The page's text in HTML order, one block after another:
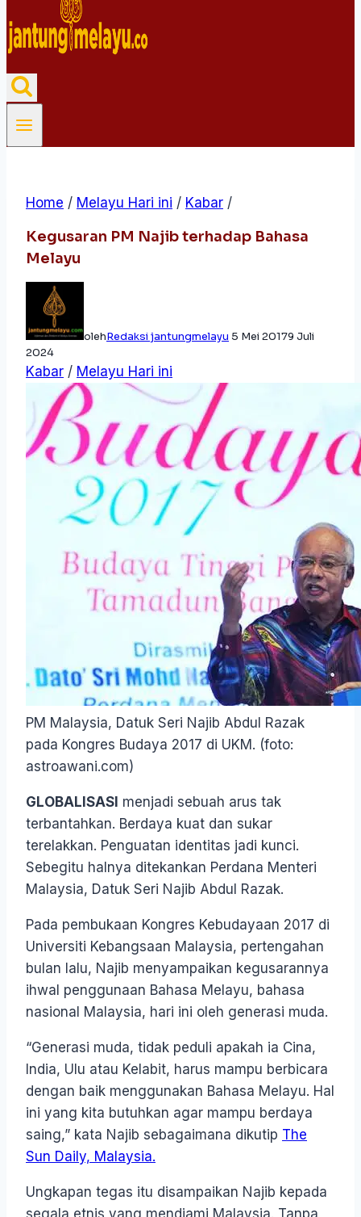
Home / Melayu Hari ini / Kabar /
Kegusaran PM Najib terhadap Bahasa
Melayu
olehRedaksi jantungmelayu 5 Mei 20179 Juli
2024
Kabar / Melayu Hari ini
PM Malaysia, Datuk Seri Najib Abdul Razak
pada Kongres Budaya 2017 di UKM. (foto:
astroawani.com)
GLOBALISASI menjadi sebuah arus tak
terbantahkan. Berdaya kuat dan sukar
terelakkan. Penguatan identitas jadi kunci.
Sebegitu halnya ditekankan Perdana Menteri
Malaysia, Datuk Seri Najib Abdul Razak.
Pada pembukaan Kongres Kebudayaan 2017 di
Universiti Kebangsaan Malaysia, pertengahan
bulan lalu, Najib menyampaikan kegusarannya
ihwal penggunaan Bahasa Melayu, bahasa
nasional Malaysia, hari ini oleh generasi muda.
“Generasi muda, tidak peduli apakah ia Cina,
India, Ulu atau Kelabit, harus mampu berbicara
dengan baik menggunakan Bahasa Melayu. Hal
ini yang kita butuhkan agar mampu berdaya
saing,” kata Najib sebagaimana dikutip The
Sun Daily, Malaysia.
Ungkapan tegas itu disampaikan Najib kepada